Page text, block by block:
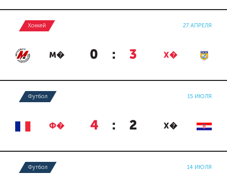
Хоккей 27 АПРЕЛЯ
М� 0 : 3 Х�
Футбол 15 ИЮЛЯ
Ф� 4 : 2 Х�
Футбол 14 ИЮЛЯ